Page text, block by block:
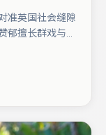
准英国社会缝隙
郁擅长群戏与空
节塑造推动谜题
气追完。